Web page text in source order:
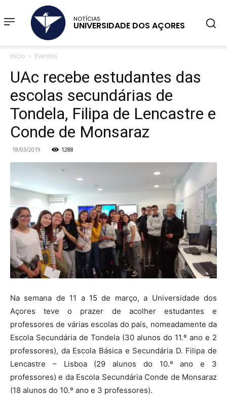
NOTÍCIAS
UNIVERSIDADE DOS AÇORES
Início Eventos
UAc recebe estudantes das
escolas secundárias de
Tondela, Filipa de Lencastre e
Conde de Monsaraz
18/03/2019 1288
Na semana de 11 a 15 de março, a Universidade dos
Açores teve o prazer de acolher estudantes e
professores de várias escolas do país, nomeadamente da
Escola Secundária de Tondela (30 alunos do 11.º ano e 2
professores), da Escola Básica e Secundária D. Filipa de
Lencastre – Lisboa (29 alunos do 10.º ano e 3
professores) e da Escola Secundária Conde de Monsaraz
(18 alunos do 10.º ano e 3 professores).